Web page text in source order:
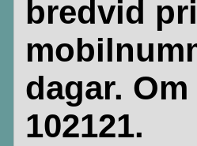
bredvid
dagar.
102121.